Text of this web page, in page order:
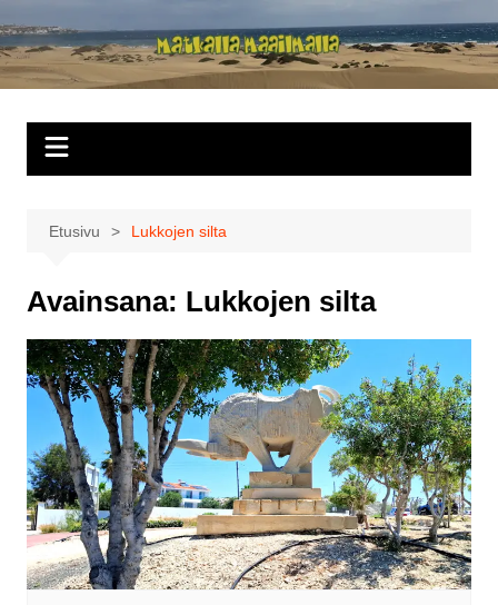
sisältöön
Matkalla
maailmalla
Etusivu Lukkojen silta
Avainsana: Lukkojen silta